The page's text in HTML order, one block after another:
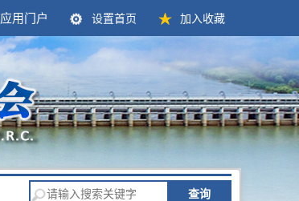
用门户 设置首页 加入收藏
查询